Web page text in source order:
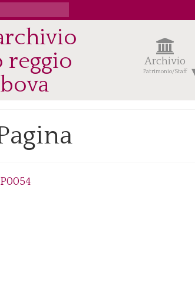
Archivio
Patrimonio/Staff